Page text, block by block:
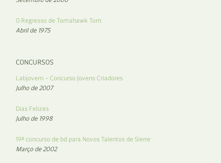
O Regresso de Tomahawk Tom
Abril de 1975
CONCURSOS
Labjovem – Concurso Jovens Criadores
Julho de 2007
Dias Felizes
Julho de 1998
19º concurso de bd para Novos Talentos de Sierre
Março de 2002